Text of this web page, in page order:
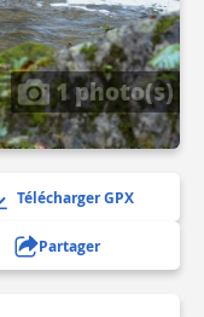
1 photo(s)
Télécharger GPX
Partager